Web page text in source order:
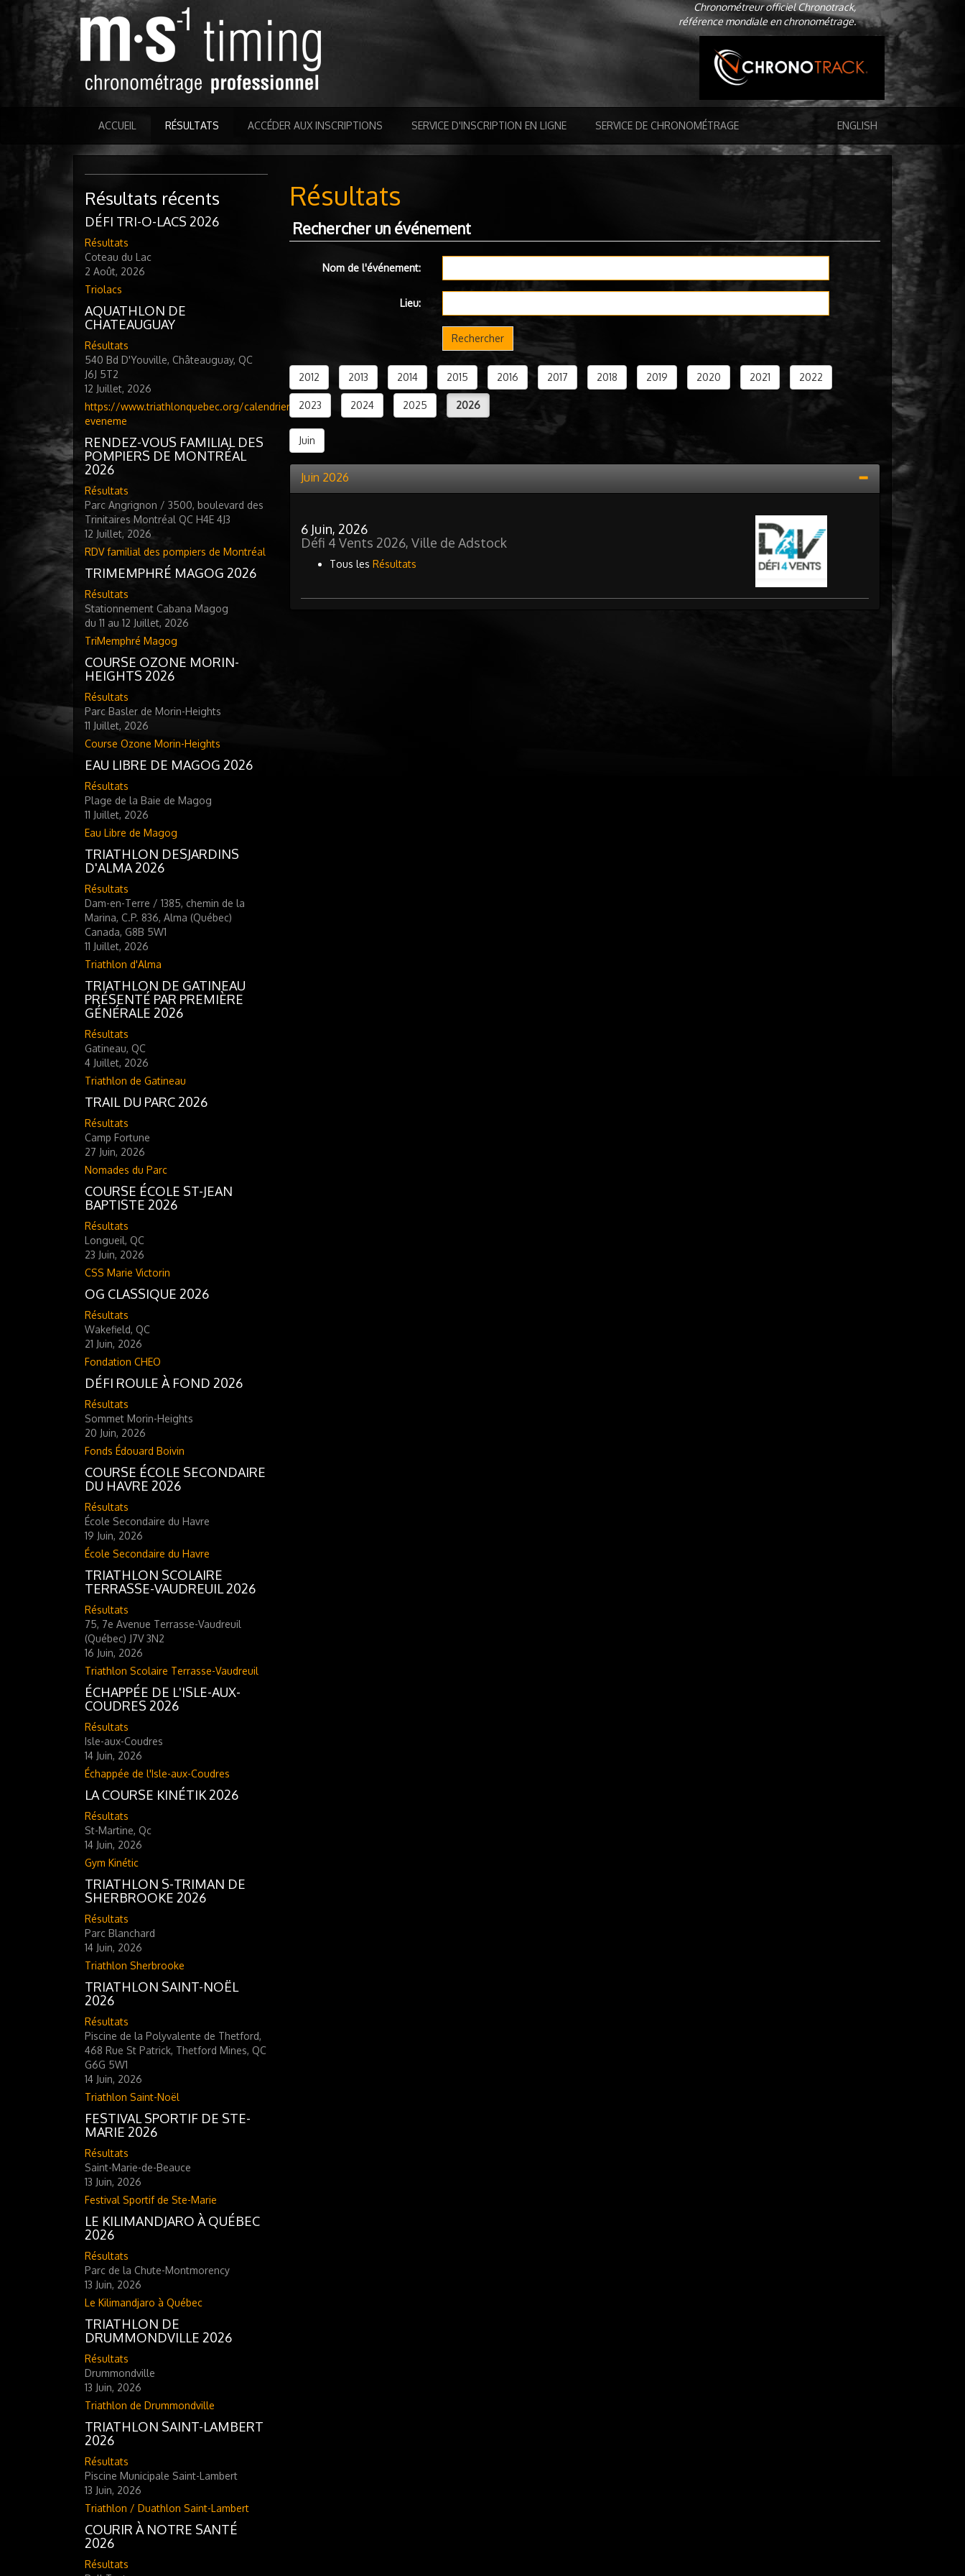
Chronométreur officiel Chronotrack,
référence mondiale en chronométrage.
ACCUEIL RÉSULTATS ACCÉDER AUX INSCRIPTIONS SERVICE D'INSCRIPTION EN LIGNE SERVICE DE CHRONOMÉTRAGE ENGLISH
Résultats récents
DÉFI TRI-O-LACS 2026
Résultats
Coteau du Lac
2 Août, 2026
Triolacs
AQUATHLON DE
CHATEAUGUAY
Résultats
540 Bd D'Youville, Châteauguay, QC
J6J 5T2
12 Juillet, 2026
https://www.triathlonquebec.org/calendrier-
eveneme
RENDEZ-VOUS FAMILIAL DES
POMPIERS DE MONTRÉAL
2026
Résultats
Parc Angrignon / 3500, boulevard des
Trinitaires Montréal QC H4E 4J3
12 Juillet, 2026
RDV familial des pompiers de Montréal
TRIMEMPHRÉ MAGOG 2026
Résultats
Stationnement Cabana Magog
du 11 au 12 Juillet, 2026
TriMemphré Magog
COURSE OZONE MORIN-
HEIGHTS 2026
Résultats
Parc Basler de Morin-Heights
11 Juillet, 2026
Course Ozone Morin-Heights
EAU LIBRE DE MAGOG 2026
Résultats
Plage de la Baie de Magog
11 Juillet, 2026
Eau Libre de Magog
TRIATHLON DESJARDINS
D'ALMA 2026
Résultats
Dam-en-Terre / 1385, chemin de la
Marina, C.P. 836, Alma (Québec)
Canada, G8B 5W1
11 Juillet, 2026
Triathlon d'Alma
TRIATHLON DE GATINEAU
PRÉSENTÉ PAR PREMIÈRE
GÉNÉRALE 2026
Résultats
Gatineau, QC
4 Juillet, 2026
Triathlon de Gatineau
TRAIL DU PARC 2026
Résultats
Camp Fortune
27 Juin, 2026
Nomades du Parc
COURSE ÉCOLE ST-JEAN
BAPTISTE 2026
Résultats
Longueil, QC
23 Juin, 2026
CSS Marie Victorin
OG CLASSIQUE 2026
Résultats
Wakefield, QC
21 Juin, 2026
Fondation CHEO
DÉFI ROULE À FOND 2026
Résultats
Sommet Morin-Heights
20 Juin, 2026
Fonds Édouard Boivin
COURSE ÉCOLE SECONDAIRE
DU HAVRE 2026
Résultats
École Secondaire du Havre
19 Juin, 2026
École Secondaire du Havre
TRIATHLON SCOLAIRE
TERRASSE-VAUDREUIL 2026
Résultats
75, 7e Avenue Terrasse-Vaudreuil
(Québec) J7V 3N2
16 Juin, 2026
Triathlon Scolaire Terrasse-Vaudreuil
ÉCHAPPÉE DE L'ISLE-AUX-
COUDRES 2026
Résultats
Isle-aux-Coudres
14 Juin, 2026
Échappée de l'Isle-aux-Coudres
LA COURSE KINÉTIK 2026
Résultats
St-Martine, Qc
14 Juin, 2026
Gym Kinétic
TRIATHLON S-TRIMAN DE
SHERBROOKE 2026
Résultats
Parc Blanchard
14 Juin, 2026
Triathlon Sherbrooke
TRIATHLON SAINT-NOËL
2026
Résultats
Piscine de la Polyvalente de Thetford,
468 Rue St Patrick, Thetford Mines, QC
G6G 5W1
14 Juin, 2026
Triathlon Saint-Noël
FESTIVAL SPORTIF DE STE-
MARIE 2026
Résultats
Saint-Marie-de-Beauce
13 Juin, 2026
Festival Sportif de Ste-Marie
LE KILIMANDJARO À QUÉBEC
2026
Résultats
Parc de la Chute-Montmorency
13 Juin, 2026
Le Kilimandjaro à Québec
TRIATHLON DE
DRUMMONDVILLE 2026
Résultats
Drummondville
13 Juin, 2026
Triathlon de Drummondville
TRIATHLON SAINT-LAMBERT
2026
Résultats
Piscine Municipale Saint-Lambert
13 Juin, 2026
Triathlon / Duathlon Saint-Lambert
COURIR À NOTRE SANTÉ
2026
Résultats
Résultats
Rechercher un événement
Nom de l'événement:
Lieu:
Rechercher
2012 2013 2014 2015 2016 2017 2018 2019 2020 2021 2022
2023 2024 2025 2026
Juin
Juin 2026
6 Juin, 2026
Défi 4 Vents 2026, Ville de Adstock
Tous les Résultats